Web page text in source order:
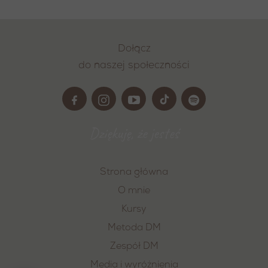
Strona główna
O mnie
Kursy
Metoda DM
Zespół DM
Media i wyróżnienia
Dołącz
do naszej społeczności